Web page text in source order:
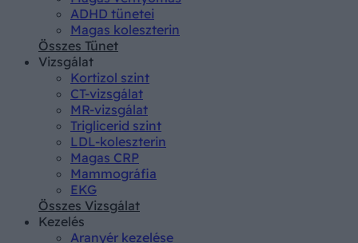
ADHD tünetei
Magas koleszterin
Összes Tünet
Vizsgálat
Kortizol szint
CT-vizsgálat
MR-vizsgálat
Triglicerid szint
LDL-koleszterin
Magas CRP
Mammográfia
EKG
Összes Vizsgálat
Kezelés
Aranyér kezelése